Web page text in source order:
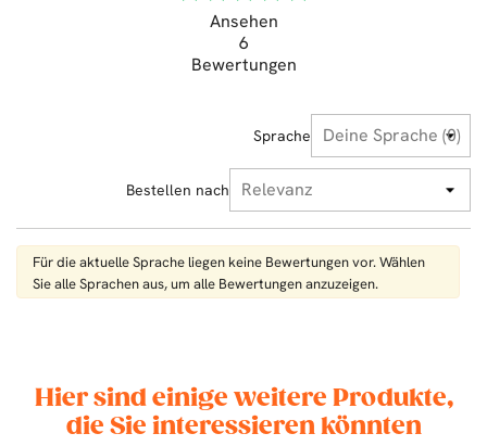
Ansehen
6
Bewertungen
Sprache
Bestellen nach
Für die aktuelle Sprache liegen keine Bewertungen vor. Wählen
Sie alle Sprachen aus, um alle Bewertungen anzuzeigen.
Hier sind einige weitere Produkte,
die Sie interessieren könnten